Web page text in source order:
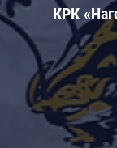
КРК